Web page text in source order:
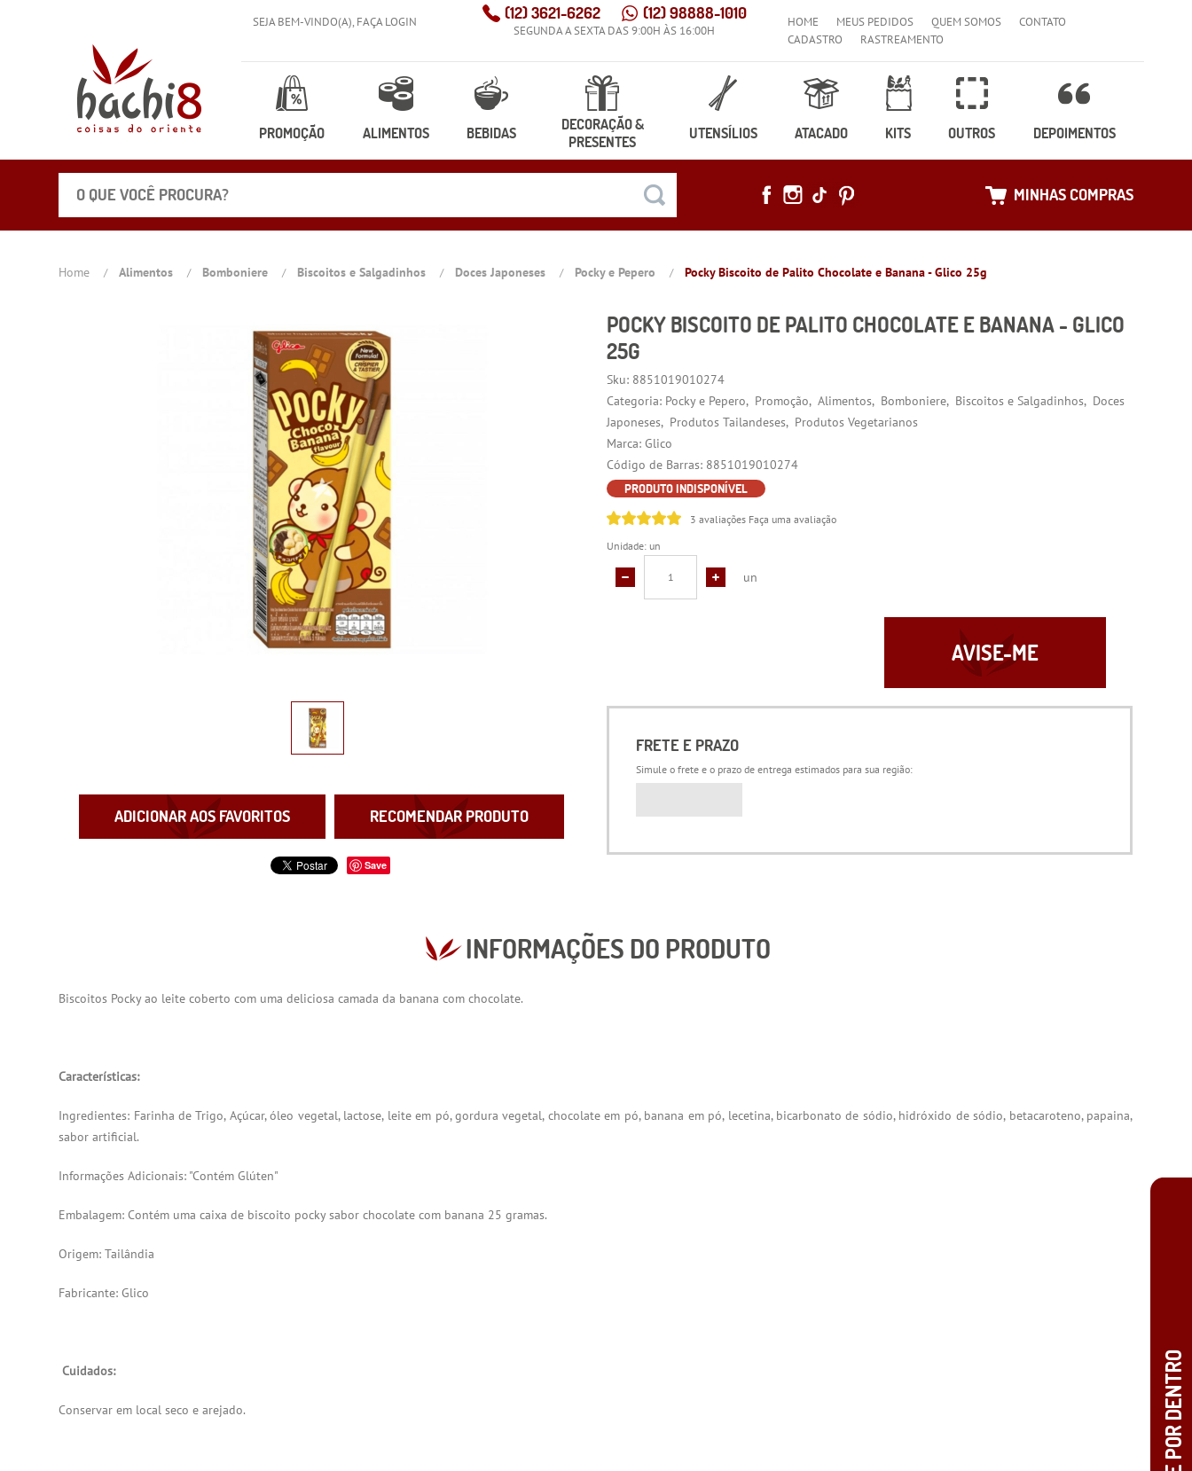
SEJA BEM-VINDO(A), FAÇA LOGIN (12)3621-6262 (12)98888-1010
SEGUNDA A SEXTA DAS 9:00H ÀS 16:00H
HOME MEUS PEDIDOS QUEM SOMOS
CONTATO
CADASTRO
RASTREAMENTO
PROMOÇÃO ALIMENTOS BEBIDAS
DECORAÇÃO &
PRESENTES
UTENSÍLIOS ATACADO KITS OUTROS DEPOIMENTOS
MINHAS COMPRAS
Home Alimentos Bomboniere Biscoitos e Salgadinhos Doces Japoneses Pocky e Pepero Pocky Biscoito de Palito Chocolate e Banana - Glico 25g
ADICIONAR AOS FAVORITOS RECOMENDAR PRODUTO
Save
POCKY BISCOITO DE PALITO CHOCOLATE E BANANA - GLICO
25G
Sku: 8851019010274
Categoria: Pocky e Pepero Promoção Alimentos Bomboniere Biscoitos e Salgadinhos
Doces
Japoneses
Produtos Tailandeses
Produtos Vegetarianos
Marca:Glico
Código de Barras: 8851019010274
PRODUTO INDISPONÍVEL
3 avaliações Faça uma avaliação
Unidade: un
un
AVISE-ME
FRETE E PRAZO
Simule o frete e o prazo de entrega estimados para sua região:
INFORMAÇÕES DO PRODUTO
Biscoitos Pocky ao leite coberto com uma deliciosa camada da banana com chocolate.
Características:
Ingredientes: Farinha de Trigo, Açúcar, óleo vegetal, lactose, leite em pó, gordura vegetal, chocolate em pó, banana em pó, lecetina, bicarbonato de sódio, hidróxido de sódio, betacaroteno, papaina,
sabor artificial.
Informações Adicionais: "Contém Glúten"
Embalagem: Contém uma caixa de biscoito pocky sabor chocolate com banana 25 gramas.
Origem: Tailândia
Fabricante:Glico
Cuidados:
Conservar em local seco e arejado.